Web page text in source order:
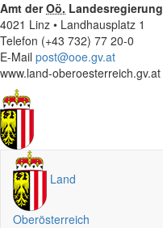
Amt derOö. Landesregierung
4021 Linz • Landhausplatz 1
Telefon (+43 732) 77 20-0
E-Mail post@ooe.gv.at
www.land-oberoesterreich.gv.at
Land
Oberösterreich